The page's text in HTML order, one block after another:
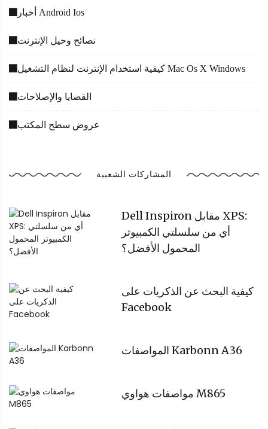
أخبار Android Ios
نصائح وحيل الإنترنت
كيفية استخدام الإنترنت لنظام التشغيل Mac Os X Windows
القضايا والإصلاحات
عروض سطح المكتب
المشاركات الشعبية
Dell Inspiron مقابل XPS:
أي من سلسلتي الكمبيوتر
المحمول الأفضل؟
كيفية البحث عن الذكريات على
Facebook
المواصفات Karbonn A36
مواصفات هواوي M865